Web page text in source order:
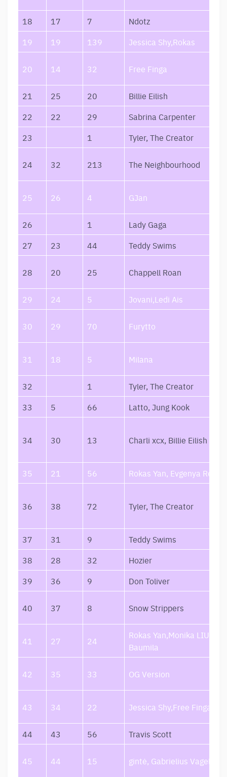
18 17 7
Ndotz
19
19 139 Jessica Shy,Rokas
20 14 32 Free Finga
21 25 20
Billie Eilish
22
22 29
Sabrina Carpenter
23
1 Tyler, The Creator
24 32 213 The Neighbourhood
25 26 4 GJan
26 1
Lady Gaga
27
23 44 Teddy Swims
28 20 25 Chappell Roan
29 24 5 Jovani,Ledi Ais
30 29 70 Furytto
31 18 5 Milana
32 1
Tyler, The Creator
33
5 66 Latto, Jung Kook
34 30 13 Charli xcx, Billie Eilish
35 21 56 Rokas Yan, Evgenya Redko
36 38 72 Tyler, The Creator
37 31 9
Teddy Swims
38
28 32
Hozier
39
36 9 Don Toliver
40 37 8 Snow Strippers
41 27 24
Rokas Yan,Monika
Baumila
42 35 33 OG Version
43 34 22 Jessica Shy,Free Finga
44 43 56 Travis Scott
45 44 15 gintė, Gabrielius Vagelis